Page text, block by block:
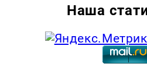
Наша